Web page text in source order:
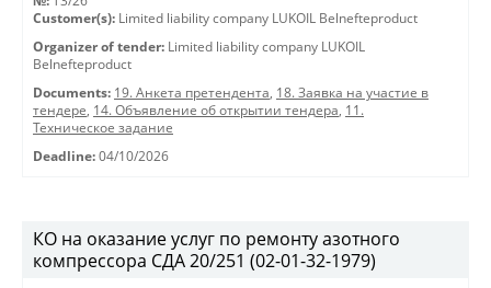
Customer(s): Limited liability company LUKOIL Belnefteproduct
Organizer of tender: Limited liability company LUKOIL
Belnefteproduct
Documents: 19. Анкета претендента, 18. Заявка на участие в
тендере, 14. Объявление об открытии тендера, 11.
Техническое задание
Deadline: 04/10/2026
КО на оказание услуг по ремонту азотного
компрессора СДА 20/251 (02-01-32-1979)